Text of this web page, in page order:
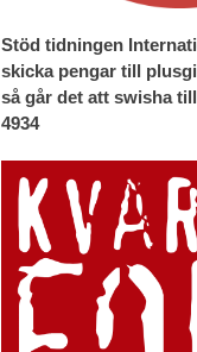
Stöd tidningen
skicka pengar till
så går det att swisha
4934